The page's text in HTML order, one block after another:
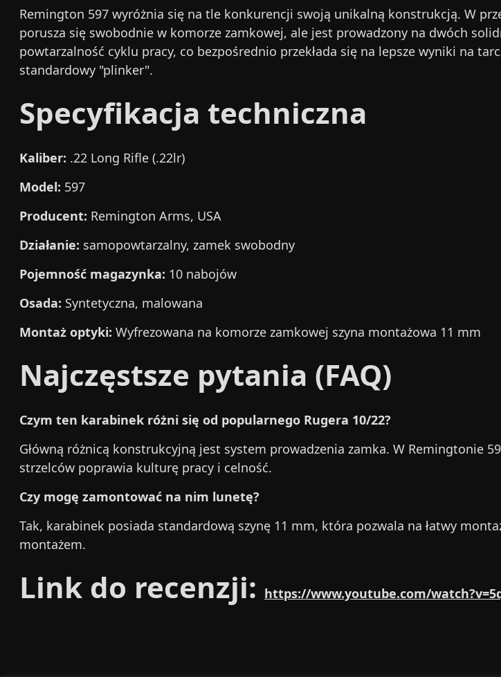
Remington 597 wyróżnia się na tle konkurencji swoją unikalną konstrukcją. W
porusza się swobodnie w komorze zamkowej, ale jest prowadzony na dwóch
powtarzalność cyklu pracy, co bezpośrednio przekłada się na lepsze wyniki na
standardowy "plinker".
Specyfikacja techniczna
Kaliber: .22 Long Rifle (.22lr)
Model: 597
Producent: Remington Arms, USA
Działanie: samopowtarzalny, zamek swobodny
Pojemność magazynka: 10 nabojów
Osada: Syntetyczna, malowana
Montaż optyki: Wyfrezowana na komorze zamkowej szyna montażowa 11 mm
Najczęstsze pytania (FAQ)
Czym ten karabinek różni się od popularnego Rugera 10/22?
Główną różnicą konstrukcyjną jest system prowadzenia zamka. W Remingtonie
strzelców poprawia kulturę pracy i celność.
Czy mogę zamontować na nim lunetę?
Tak, karabinek posiada standardową szynę 11 mm, która pozwala na łatwy
montażem.
Link do recenzji: https://www.youtube.com/